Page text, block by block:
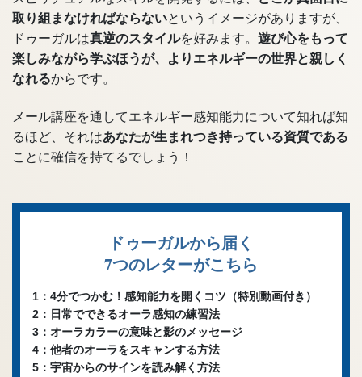
取り組まなければならないというイメージがありますが、
ドゥーガルは真逆のスタイルを好みます。 遊び心をもって
楽しみながら学ぶほうが、よりエネルギーの世界と親しく
なれるからです。
メール講座を通してエネルギー感知能力について知れば知
るほど、それはあなたが生まれつき持っている資質である
ことに確信を持てるでしょう！
ドゥーガルから届く
7つのレターがこちら
1：4分でつかむ！感知能力を開くコツ（特別動画付き）
2：日常でできるオーラ感知の練習法
3：オーラカラーの意味と影のメッセージ
4：他者のオーラをスキャンする方法
5：宇宙からのサインを読み解く方法